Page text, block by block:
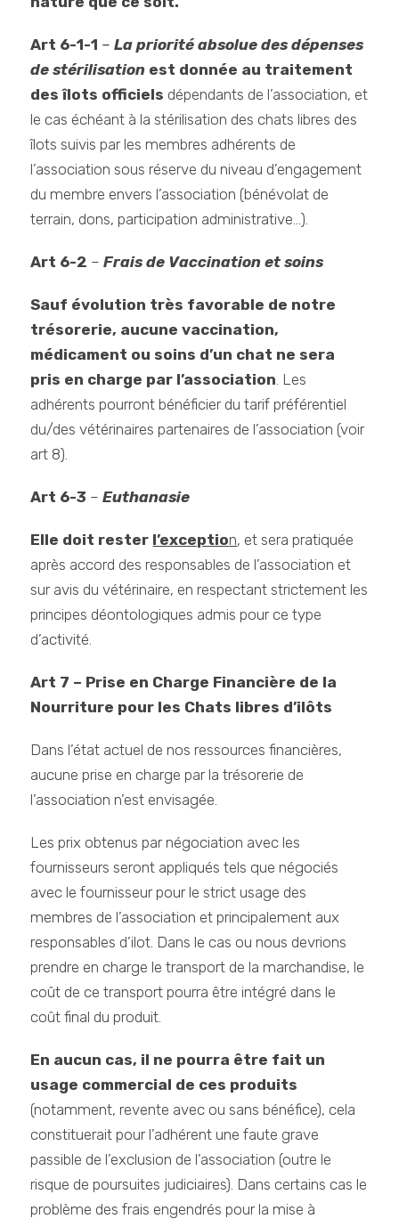
Art 6-1-1 –La priorité absolue des dépenses
de stérilisation est donnée au traitement
des îlots officiels dépendants de l’association, et
le cas échéant à la stérilisation des chats libres des
îlots suivis par les membres adhérents de
l’association sous réserve du niveau d’engagement
du membre envers l’association (bénévolat de
terrain, dons, participation administrative…).
Art 6-2 –Frais de Vaccination et soins
Sauf évolution très favorable de notre
trésorerie, aucune vaccination,
médicament ou soins d’un chat ne sera
pris en charge par l’association. Les
adhérents pourront bénéficier du tarif préférentiel
du/des vétérinaires partenaires de l’association (voir
art 8).
Art 6-3 –Euthanasie
Elle doit rester l’exception, et sera pratiquée
après accord des responsables de l’association et
sur avis du vétérinaire, en respectant strictement les
principes déontologiques admis pour ce type
d’activité.
Art 7 – Prise en Charge Financière de la
Nourriture pour les Chats libres d’ilôts
Dans l’état actuel de nos ressources financières,
aucune prise en charge par la trésorerie de
l’association n’est envisagée.
Les prix obtenus par négociation avec les
fournisseurs seront appliqués tels que négociés
avec le fournisseur pour le strict usage des
membres de l’association et principalement aux
responsables d’ilot. Dans le cas ou nous devrions
prendre en charge le transport de la marchandise, le
coût de ce transport pourra être intégré dans le
coût final du produit.
En aucun cas, il ne pourra être fait un
usage commercial de ces produits
(notamment, revente avec ou sans bénéfice), cela
constituerait pour l’adhérent une faute grave
passible de l’exclusion de l’association (outre le
risque de poursuites judiciaires). Dans certains cas le
problème des frais engendrés pour la mise à